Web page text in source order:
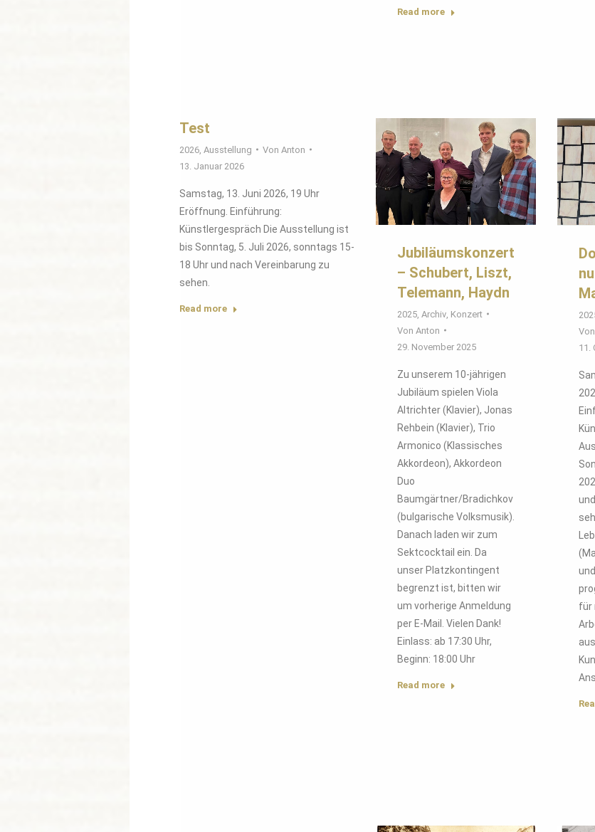
Read more
Test
2026 Ausstellung Von Anton
13. Januar 2026
Samstag, 13. Juni 2026, 19 Uhr
Eröffnung. Einführung:
Künstlergespräch Die Ausstellung ist
bis Sonntag, 5. Juli 2026, sonntags 15-
18 Uhr und nach Vereinbarung zu
sehen.
Read more
Jubiläumskonzert
– Schubert, Liszt,
Telemann, Haydn
2025 Archiv Konzert
Von Anton
29. November 2025
Zu unserem 10-jährigen
Jubiläum spielen Viola
Altrichter (Klavier), Jonas
Rehbein (Klavier), Trio
Armonico (Klassisches
Akkordeon), Akkordeon
Duo
Baumgärtner/Bradichkov
(bulgarische Volksmusik).
Danach laden wir zum
Sektcocktail ein. Da
unser Platzkontingent
begrenzt ist, bitten wir
um vorherige Anmeldung
per E-Mail. Vielen Dank!
Einlass: ab 17:30 Uhr,
Beginn: 18:00 Uhr
Read more
Von
11.
für